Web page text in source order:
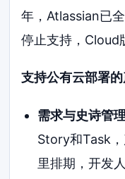
年，Atlassian已
停止支持，Cloud
支持公有云部署
需求与史诗管理
Story和Task
里排期，开发